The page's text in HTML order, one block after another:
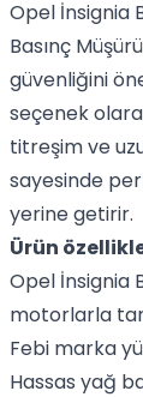
Opel İnsignia
Basınç
güvenliğini
seçenek
titreşim ve
sayesinde
yerine getirir.
Ürün
Opel İnsignia
motorlarla
Febi marka
Hassas yağ